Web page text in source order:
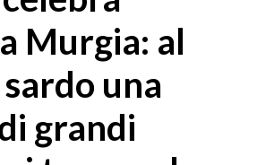
Murgia: al
una
grandi